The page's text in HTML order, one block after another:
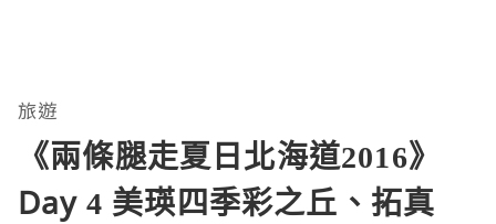
旅遊
《兩條腿走夏日北海道2016》
Day 4 美瑛四季彩之丘、拓真